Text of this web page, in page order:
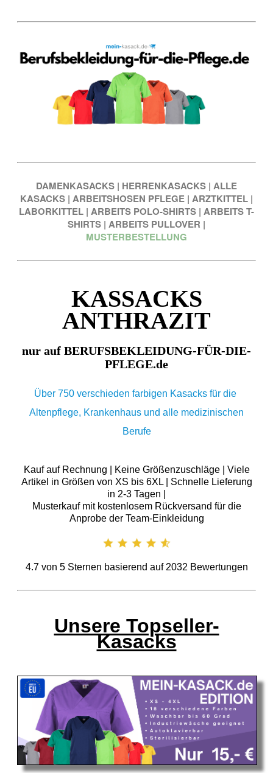
DAMENKASACKS | HERRENKASACKS | ALLE
KASACKS | ARBEITSHOSEN PFLEGE | ARZTKITTEL |
LABORKITTEL | ARBEITS POLO-SHIRTS | ARBEITS T-
SHIRTS | ARBEITS PULLOVER |
MUSTERBESTELLUNG
KASSACKS
ANTHRAZIT
nur auf BERUFSBEKLEIDUNG-FÜR-DIE-
PFLEGE.de
Über 750 verschieden farbigen Kasacks für die
Altenpflege, Krankenhaus und alle medizinischen
Berufe
Kauf auf Rechnung | Keine Größenzuschläge | Viele
Artikel in Größen von XS bis 6XL | Schnelle Lieferung
in 2-3 Tagen |
Musterkauf mit kostenlosem Rückversand für die
Anprobe der Team-Einkleidung
4.7von 5Sternen basierend auf 2032 Bewertungen
Unsere Topseller-
Kasacks